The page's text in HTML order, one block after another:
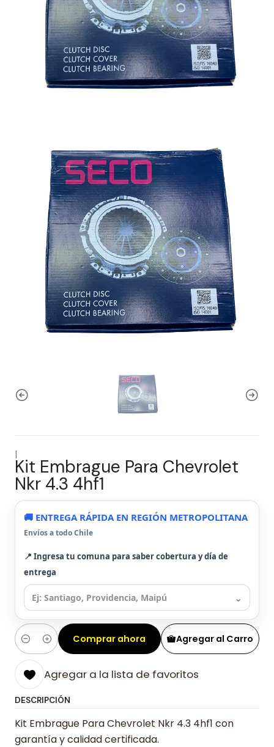
|
Kit Embrague Para Chevrolet
Nkr 4.3 4hf1
🚚 ENTREGA RÁPIDA EN REGIÓN METROPOLITANA
Envíos a todo Chile
📍 Ingresa tu comuna para saber cobertura y día de
entrega
⌄
Cantidad
Agregar al Carro
Comprar ahora
Agregar a la lista de favoritos
DESCRIPCIÓN
Kit Embrague Para Chevrolet Nkr 4.3 4hf1 con
garantía y calidad certificada.